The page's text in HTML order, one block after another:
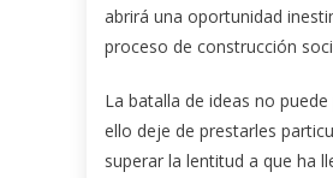
abrirá una oportunidad
proceso de construcción
La batalla de ideas no
ello deje de prestarles
superar la lentitud a que ha